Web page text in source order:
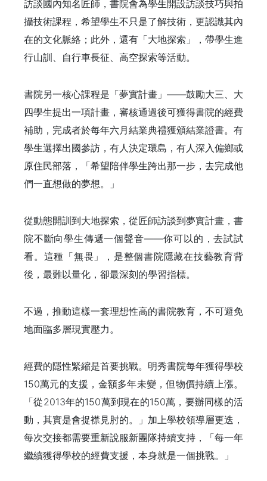
訪談國內知名匠師，書院會為學生開設訪談技巧與拍
攝技術課程，希望學生不只是了解技術，更認識其內
在的文化脈絡；此外，還有「大地探索」，帶學生進
行山訓、自行車長征、高空探索等活動。
書院另一核心課程是「夢實計畫」——鼓勵大三、大
四學生提出一項計畫，審核通過後可獲得書院的經費
補助，完成者於每年六月結業典禮獲頒結業證書。有
學生選擇出國參訪，有人決定環島，有人深入偏鄉或
原住民部落，「希望陪伴學生跨出那一步，去完成他
們一直想做的夢想。」
從動態開訓到大地探索，從匠師訪談到夢實計畫，書
院不斷向學生傳遞一個聲音——你可以的，去試試
看。這種「無畏」，是整個書院隱藏在技藝教育背
後，最難以量化，卻最深刻的學習指標。
不過，推動這樣一套理想性高的書院教育，不可避免
地面臨多層現實壓力。
經費的隱性緊縮是首要挑戰。明秀書院每年獲得學校
150萬元的支援，金額多年未變，但物價持續上漲。
「從2013年的150萬到現在的150萬，要辦同樣的活
動，其實是會捉襟見肘的。」加上學校領導層更迭，
每次交接都需要重新說服新團隊持續支持，「每一年
繼續獲得學校的經費支援，本身就是一個挑戰。」